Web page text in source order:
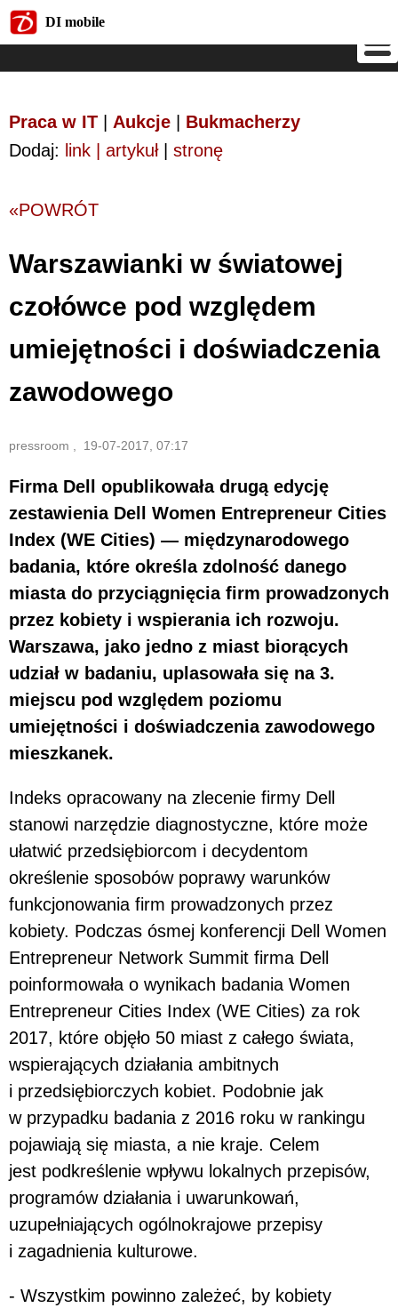
DI mobile
Praca w IT Aukcje
Bukmacherzy
Dodaj: link | artykuł| stronę
«POWRÓT
Warszawianki w światowej
czołówce pod względem
umiejętności i doświadczenia
zawodowego
pressroom , 19-07-2017, 07:17
Firma Dell opublikowała drugą edycję
zestawienia Dell Women Entrepreneur Cities
Index (WE Cities) — międzynarodowego
badania, które określa zdolność danego
miasta do przyciągnięcia firm prowadzonych
przez kobiety i wspierania ich rozwoju.
Warszawa, jako jedno z miast biorących
udział w badaniu, uplasowała się na 3.
miejscu pod względem poziomu
umiejętności i doświadczenia zawodowego
mieszkanek.
Indeks opracowany na zlecenie firmy Dell
stanowi narzędzie diagnostyczne, które może
ułatwić przedsiębiorcom i decydentom
określenie sposobów poprawy warunków
funkcjonowania firm prowadzonych przez
kobiety. Podczas ósmej konferencji Dell Women
Entrepreneur Network Summit firma Dell
poinformowała o wynikach badania Women
Entrepreneur Cities Index (WE Cities) za rok
2017, które objęło 50 miast z całego świata,
wspierających działania ambitnych
i przedsiębiorczych kobiet. Podobnie jak
w przypadku badania z 2016 roku w rankingu
pojawiają się miasta, a nie kraje. Celem
jest podkreślenie wpływu lokalnych przepisów,
programów działania i uwarunkowań,
uzupełniających ogólnokrajowe przepisy
i zagadnienia kulturowe.
- Wszystkim powinno zależeć, by kobiety
DI mobile